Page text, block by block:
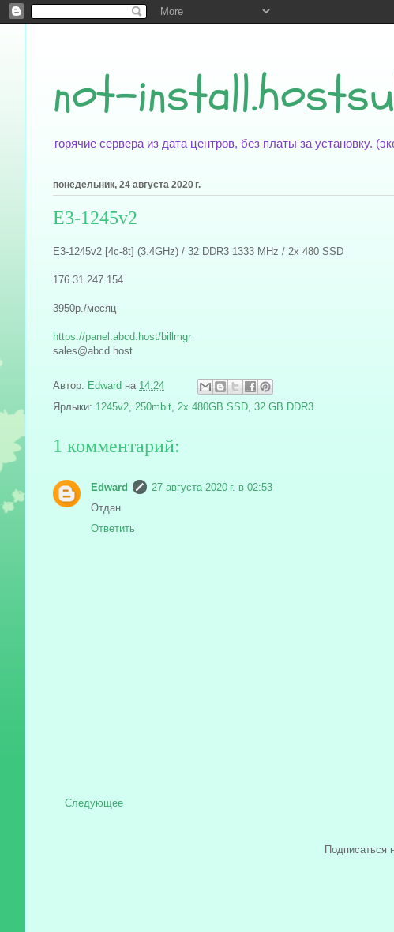
not-
горячие сервера из дата центров, без платы за установку.
понедельник, 24 августа 2020 г.
E3-1245v2
E3-1245v2 [4c-8t] (3.4GHz) / 32 DDR3 1333 MHz / 2x 480 SSD
176.31.247.154
3950р./месяц
https://panel.abcd.host/billmgr
sales@abcd.host
Автор: Edward на 14:24
Ярлыки: 1245v2 250mbit 2x 480GB SSD 32 GB DDR3
1 комментарий:
Edward
27 августа 2020 г. в 02:53
Отдан
Ответить
Следующее
Подписаться